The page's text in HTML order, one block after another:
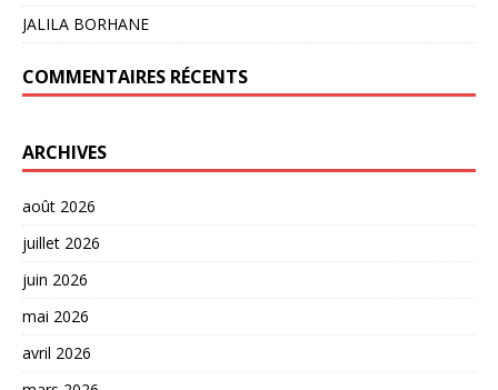
JALILA BORHANE
COMMENTAIRES RÉCENTS
ARCHIVES
août 2026
juillet 2026
juin 2026
mai 2026
avril 2026